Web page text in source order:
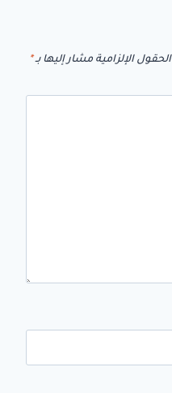
الحقول الإلزامية مشار إليها بـ*